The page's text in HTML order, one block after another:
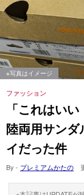
※写真はイメージ
ファッション
「これはい
陸両用サン
イだった件
By - プレミアムかたの